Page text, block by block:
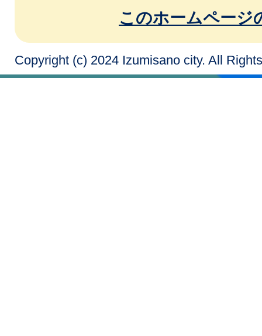
このホームページ
Copyright (c) 2024 Izumisano city. All